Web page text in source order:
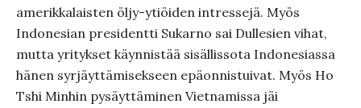
amerikkalaisten öljy-ytiöiden intressejä. Myös
Indonesian presidentti Sukarno sai Dullesien vihat,
mutta yritykset käynnistää sisällissota Indonesiassa
hänen syrjäyttämisekseen epäonnistuivat. Myös Ho
Tshi Minhin pysäyttäminen Vietnamissa jäi